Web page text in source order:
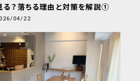
る？落ちる理由と対策を解説①
04/22